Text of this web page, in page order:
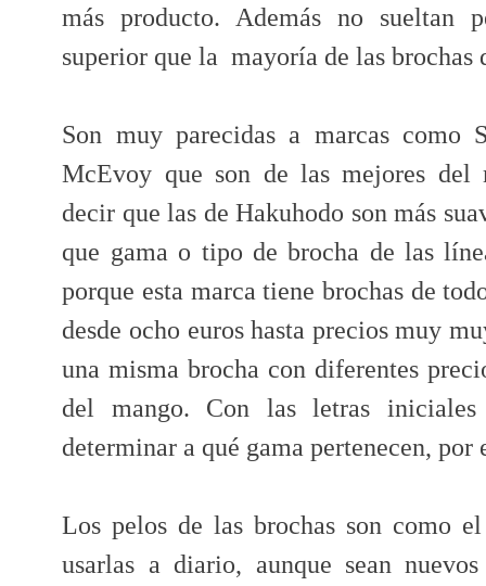
más producto. Además no sueltan
superior que la mayoría de las brochas
Son muy parecidas a marcas como
McEvoy que son de las mejores del
decir que las de Hakuhodo son más
que gama o tipo de brocha de las
porque esta marca tiene brochas de
desde ocho euros hasta precios muy
una misma brocha con diferentes
del mango. Con las letras iniciales
determinar a qué gama pertenecen, por
Los pelos de las brochas son como
usarlas a diario, aunque sean